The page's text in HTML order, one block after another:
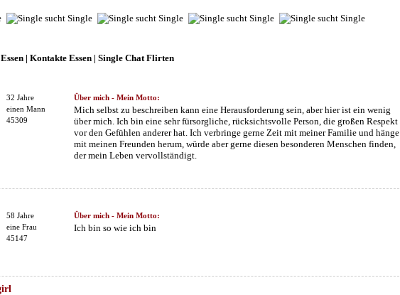
| Kontakte Essen | Single Chat Flirten
32 Jahre
einen Mann
45309
Über mich - Mein Motto:
Mich selbst zu beschreiben kann eine Herausforderung sein, aber hier ist ein wenig
über mich. Ich bin eine sehr fürsorgliche, rücksichtsvolle Person, die großen Respekt
vor den Gefühlen anderer hat. Ich verbringe gerne Zeit mit meiner Familie und hänge
mit meinen Freunden herum, würde aber gerne diesen besonderen Menschen finden,
der mein Leben vervollständigt.
58 Jahre
eine Frau
45147
Über mich - Mein Motto:
Ich bin so wie ich bin